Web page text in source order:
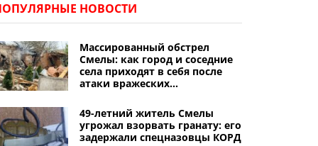
НОВОСТИ
Массированный обстрел
Смелы: как город и соседние
села приходят в себя после
атаки вражеских
49-летний житель Смелы
угрожал взорвать гранату: его
задержали спецназовцы КОРД